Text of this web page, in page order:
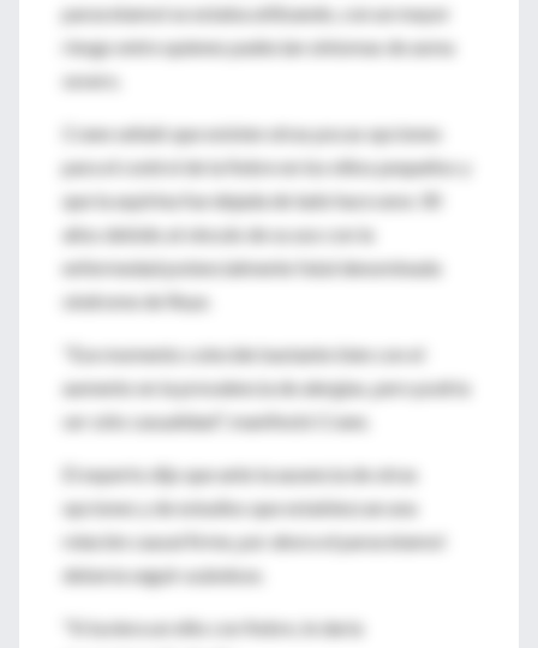
paracetamol se estaba utilizando, con un mayor
riesgo entre quienes padecían síntomas de asma
severo.
Crane señaló que existen otras pocas opciones
para el control de la fiebre en los niños pequeños y
que la aspirina fue dejada de lado hace unos 30
años debido al vínculo de su uso con la
enfermedad potencialmente fatal denominada
síndrome de Reye.
"Ese momento coincide bastante bien con el
aumento en la prevalencia de alergias, pero podría
ser sólo casualidad", manifestó Crane.
El experto dijo que ante la ausencia de otras
opciones y de estudios que establezcan una
relación causal firme, por ahora el paracetamol
debería seguir usándose.
"Si tuviera un niño con fiebre, le daría